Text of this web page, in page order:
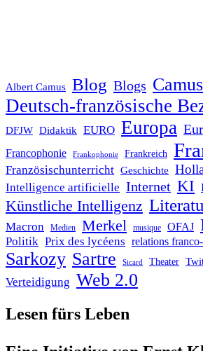
Albert Camus Blog Blogs Camus
Deutsch-französische
DFJW Didaktik EURO Europa
Francophonie Frankophonie Frankreich
Französischunterricht Geschichte
Intelligence artificielle Internet KI
Künstliche Intelligenz
Macron Medien Merkel musique OFAJ
Politik Prix des lycéens relations
Sarkozy Sartre Sicard Theater
Verteidigung Web 2.0
Lesen fürs Leben